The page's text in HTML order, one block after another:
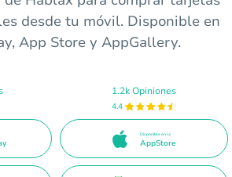
desde tu móvil. Disponible en
App Store y AppGallery.
1.2k Opiniones
4.4
Disponible en la
AppStore